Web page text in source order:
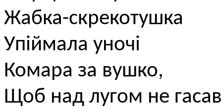
Жабка-скрекотушка
Упіймала уночі
Комара за вушко,
Щоб над лугом не